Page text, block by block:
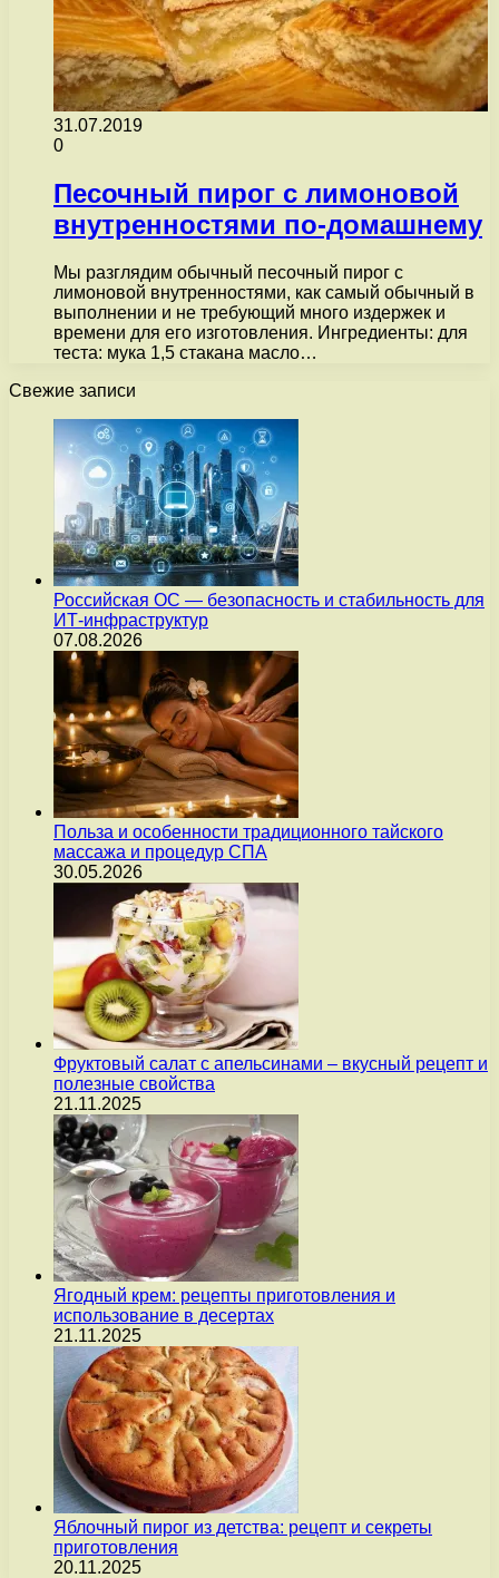
31.07.2019
0
Песочный пирог с лимоновой
внутренностями по-домашнему
Мы разглядим обычный песочный пирог с
лимоновой внутренностями, как самый обычный в
выполнении и не требующий много издержек и
времени для его изготовления. Ингредиенты: для
теста: мука 1,5 стакана масло…
Свежие записи
Российская ОС — безопасность и стабильность для
ИТ-инфраструктур
07.08.2026
Польза и особенности традиционного тайского
массажа и процедур СПА
30.05.2026
Фруктовый салат с апельсинами – вкусный рецепт и
полезные свойства
21.11.2025
Ягодный крем: рецепты приготовления и
использование в десертах
21.11.2025
Яблочный пирог из детства: рецепт и секреты
приготовления
20.11.2025